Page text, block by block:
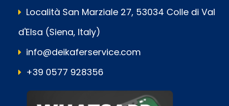
Località San Marziale 27, 53034 Colle di Val
d'Elsa (Siena, Italy)
info@deikaferservice.com
+39 0577 928356